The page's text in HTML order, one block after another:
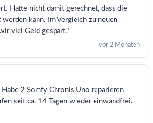
Hatte nicht damit gerechnet, dass die
werden kann. Im Vergleich zu neuen
viel Geld gespart."
vor 2 Monaten
Habe 2 Somfy Chronis Uno reparieren
seit ca. 14 Tagen wieder einwandfrei.